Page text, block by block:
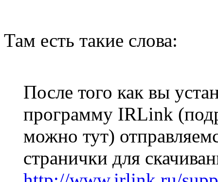
Там есть такие слова:
После того как вы
программу IRLink
можно тут)
странички для